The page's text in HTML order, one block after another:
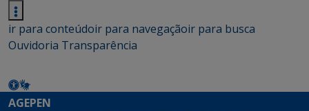
ir para conteúdoir para navegaçãoir para busca
Ouvidoria Transparência
AGEPEN